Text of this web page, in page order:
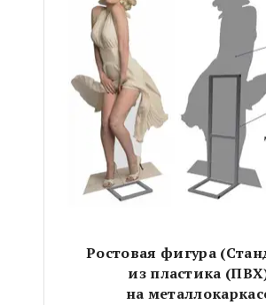
Ростовая фигура
из пластика
на